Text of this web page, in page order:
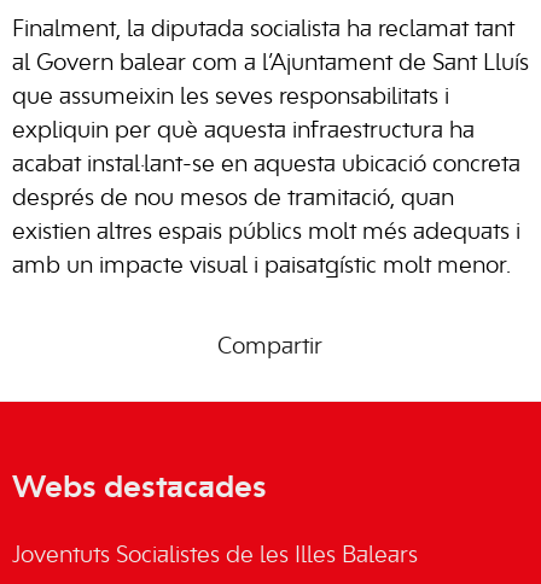
Finalment, la diputada socialista ha reclamat tant
al Govern balear com a l’Ajuntament de Sant Lluís
que assumeixin les seves responsabilitats i
expliquin per què aquesta infraestructura ha
acabat instal·lant-se en aquesta ubicació concreta
després de nou mesos de tramitació, quan
existien altres espais públics molt més adequats i
amb un impacte visual i paisatgístic molt menor.
Compartir
Webs destacades
Joventuts Socialistes de les Illes Balears